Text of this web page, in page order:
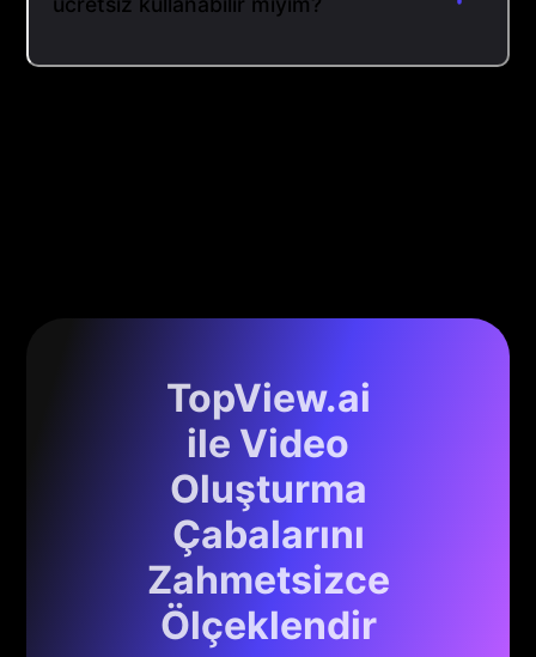
TopView.ai
ile Video
Oluşturma
Çabalarını
Zahmetsizce
Ölçeklendir